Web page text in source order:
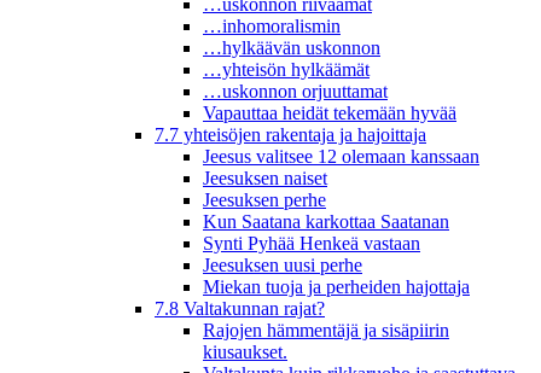
…uskonnon riivaamat
…inhomoralismin
…hylkäävän uskonnon
…yhteisön hylkäämät
…uskonnon orjuuttamat
Vapauttaa heidät tekemään hyvää
7.7 yhteisöjen rakentaja ja hajoittaja
Jeesus valitsee 12 olemaan kanssaan
Jeesuksen naiset
Jeesuksen perhe
Kun Saatana karkottaa Saatanan
Synti Pyhää Henkeä vastaan
Jeesuksen uusi perhe
Miekan tuoja ja perheiden hajottaja
7.8 Valtakunnan rajat?
Rajojen hämmentäjä ja sisäpiirin
kiusaukset.